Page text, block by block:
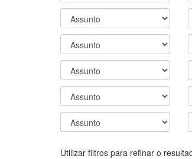
Utilizar filtros para refinar o